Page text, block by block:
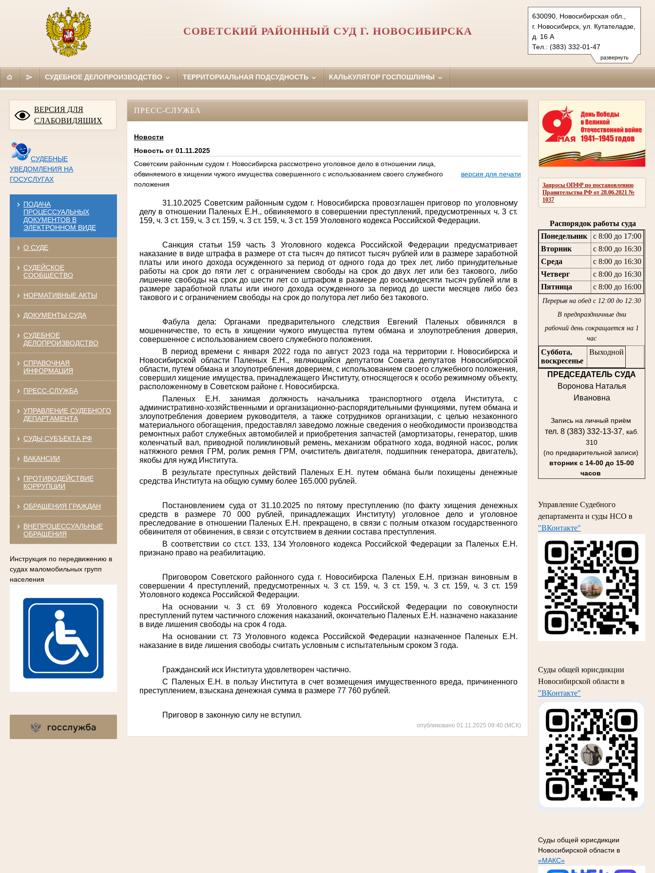
развернуть
630090, Новосибирская обл.,
г. Новосибирск, ул. Кутателадзе,
д. 16 А
Тел.: (383) 332-01-47
240-95-20 (общий отд.);332-13-
38, 316-58-87
СОВЕТСКИЙ РАЙОННЫЙ СУД Г. НОВОСИБИРСКА
СУДЕБНОЕ ДЕЛОПРОИЗВОДСТВО ТЕРРИТОРИАЛЬНАЯ ПОДСУДНОСТЬ КАЛЬКУЛЯТОР ГОСПОШЛИНЫ
ВЕРСИЯ ДЛЯ
СЛАБОВИДЯЩИХ
СУДЕБНЫЕ
УВЕДОМЛЕНИЯ НА
ГОСУСЛУГАХ
ПОДАЧА
ПРОЦЕССУАЛЬНЫХ
ДОКУМЕНТОВ В
ЭЛЕКТРОННОМ ВИДЕ
О СУДЕ
СУДЕЙСКОЕ
СООБЩЕСТВО
НОРМАТИВНЫЕ АКТЫ
ДОКУМЕНТЫ СУДА
СУДЕБНОЕ
ДЕЛОПРОИЗВОДСТВО
СПРАВОЧНАЯ
ИНФОРМАЦИЯ
ПРЕСС-СЛУЖБА
УПРАВЛЕНИЕ СУДЕБНОГО
ДЕПАРТАМЕНТА
СУДЫ СУБЪЕКТА РФ
ВАКАНСИИ
ПРОТИВОДЕЙСТВИЕ
КОРРУПЦИИ
ОБРАЩЕНИЯ ГРАЖДАН
ВНЕПРОЦЕССУАЛЬНЫЕ
ОБРАЩЕНИЯ
Инструкция по передвижению в
судах маломобильных групп
населения
Запросы ОПФР по постановлению
Правительства РФ от 28.06.2021 №
1037
Распорядок работы суда
Понедельник
с 8:00 до 17:00
Вторник
с 8:00 до 16:30
Среда
с 8:00 до 16:30
Четверг
с 8:00 до 16:30
Пятница
с 8:00 до 16:00
Перерыв на обед с 12:00 до 12:30
В предпраздничные дни
рабочий день сокращается на 1
час
Суббота,
воскресенье
Выходной
ПРЕДСЕДАТЕЛЬ СУДА
Воронова Наталья
Ивановна
Запись на личный приём
тел. 8 (383) 332-13-37 , каб.
310
(по предварительной записи)
вторник с 14-00 до 15-00
часов
Управление Судебного
департамента и суды НСО в
"ВКонтакте"
Суды общей юрисдикции
Новосибирской области в
"ВКонтакте"
Суды общей юрисдикции
Новосибирской области в
«МАКС»
ПРЕСС-СЛУЖБА
Новости
Новость от 01.11.2025
Советским районным судом г. Новосибирска рассмотрено уголовное дело в отношении лица,
обвиняемого в хищении чужого имущества совершенного с использованием своего служебного
положения
версия для печати
31.10.2025 Советским районным судом г. Новосибирска провозглашен приговор по уголовному
делу в отношении Паленых Е.Н., обвиняемого в совершении преступлений, предусмотренных ч. 3 ст.
159, ч. 3 ст. 159, ч. 3 ст. 159, ч. 3 ст. 159, ч. 3 ст. 159 Уголовного кодекса Российской Федерации.
Санкция статьи 159 часть 3 Уголовного кодекса Российской Федерации предусматривает
наказание в виде штрафа в размере от ста тысяч до пятисот тысяч рублей или в размере заработной
платы или иного дохода осужденного за период от одного года до трех лет, либо принудительные
работы на срок до пяти лет с ограничением свободы на срок до двух лет или без такового, либо
лишение свободы на срок до шести лет со штрафом в размере до восьмидесяти тысяч рублей или в
размере заработной платы или иного дохода осужденного за период до шести месяцев либо без
такового и с ограничением свободы на срок до полутора лет либо без такового.
Фабула дела: Органами предварительного следствия Евгений Паленых обвинялся в
мошенничестве, то есть в хищении чужого имущества путем обмана и злоупотребления доверия,
совершенное с использованием своего служебного положения.
В период времени с января 2022 года по август 2023 года на территории г. Новосибирска и
Новосибирской области Паленых Е.Н., являющийся депутатом Совета депутатов Новосибирской
области, путем обмана и злоупотребления доверием, с использованием своего служебного положения,
совершил хищение имущества, принадлежащего Институту, относящегося к особо режимному объекту,
расположенному в Советском районе г. Новосибирска.
Паленых Е.Н. занимая должность начальника транспортного отдела Института, с
административно-хозяйственными и организационно-распорядительными функциями, путем обмана и
злоупотребления доверием руководителя, а также сотрудников организации, с целью незаконного
материального обогащения, предоставлял заведомо ложные сведения о необходимости производства
ремонтных работ служебных автомобилей и приобретения запчастей (амортизаторы, генератор, шкив
коленчатый вал, приводной поликлиновый ремень, механизм обратного хода, водяной насос, ролик
натяжного ремня ГРМ, ролик ремня ГРМ, очиститель двигателя, подшипник генератора, двигатель),
якобы для нужд Института.
В результате преступных действий Паленых Е.Н. путем обмана были похищены денежные
средства Института на общую сумму более 165.000 рублей.
Постановлением суда от 31.10.2025 по пятому преступлению (по факту хищения денежных
средств в размере 70 000 рублей, принадлежащих Институту) уголовное дело и уголовное
преследование в отношении Паленых Е.Н. прекращено, в связи с полным отказом государственного
обвинителя от обвинения, в связи с отсутствием в деянии состава преступления.
В соответствии со ст.ст. 133, 134Уголовного кодекса Российской Федерации за Паленых Е.Н.
признано право на реабилитацию.
Приговором Советского районного суда г. Новосибирска Паленых Е.Н. признан виновным в
совершении 4 преступлений, предусмотренных ч. 3 ст. 159, ч. 3 ст. 159, ч. 3 ст. 159, ч. 3 ст. 159
Уголовного кодекса Российской Федерации.
На основании ч. 3 ст. 69 Уголовного кодекса Российской Федерации по совокупности
преступлений путем частичного сложения наказаний, окончательно Паленых Е.Н. назначено наказание
в виде лишения свободы на срок 4 года.
На основании ст. 73 Уголовного кодекса Российской Федерации назначенное Паленых Е.Н.
наказание в виде лишения свободы считать условным с испытательным сроком 3 года.
Гражданский иск Институтаудовлетворен частично.
С Паленых Е.Н. в пользу Института в счет возмещения имущественного вреда, причиненного
преступлением, взыскана денежная сумма в размере 77 760 рублей.
Приговор в законную силу не вступил.
опубликовано 01.11.2025 09:40 (МСК)